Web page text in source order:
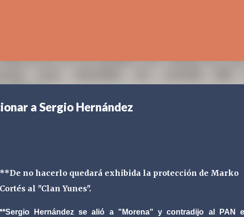
a Sergio Hernández
**De no hacerlo quedará exhibida la protección de Marko
Cortés al "Clan Yunes".
**Sergio Hernández se alió a "Morena" y contradijo al PAN